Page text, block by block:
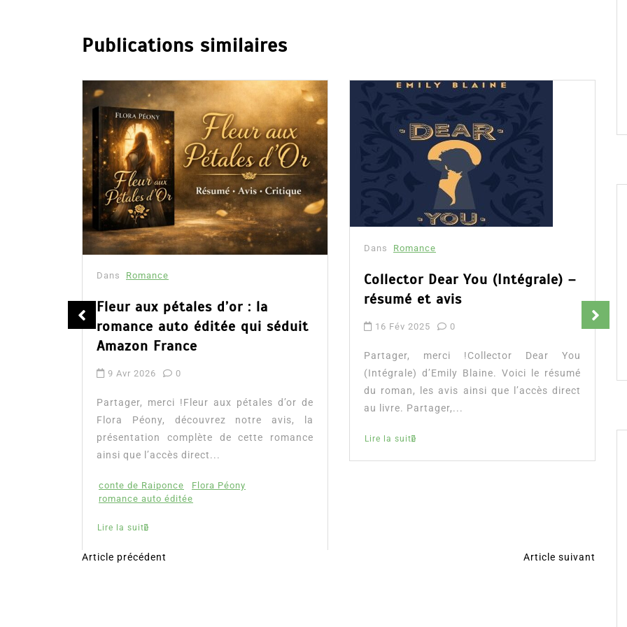
Publications similaires
Dans Romance
Fleur aux pétales d’or : la
romance auto éditée qui séduit
Amazon France
9 Avr 2026 0
Partager, merci !Fleur aux pétales d’or de
Flora Péony, découvrez notre avis, la
présentation complète de cette romance
ainsi que l’accès direct...
conte de Raiponce
Flora Péony
romance auto éditée
Lire la suite
Dans Romance
Collector Dear You (Intégrale) –
résumé et avis
16 Fév 2025 0
Partager, merci !Collector Dear You
(Intégrale) d’Emily Blaine. Voici le résumé
du roman, les avis ainsi que l’accès direct
au livre. Partager,...
Lire la suite
N
Article précédent Article suivant